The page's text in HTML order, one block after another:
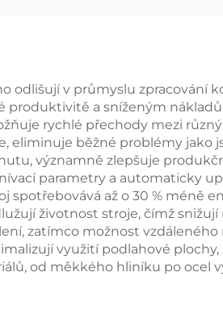
odlišují v průmyslu zpracování
produktivitě a sníženým
rychlé přechody mezi
eliminuje běžné problémy jako
významně zlepšuje
parametry a automaticky
až o 30 % méně
životnost stroje, čímž
zatímco možnost
využití podlahové
od měkkého hliníku po ocel